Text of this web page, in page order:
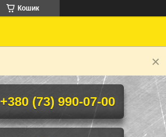
Кошик
+380 (73) 990-07-00